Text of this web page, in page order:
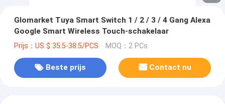
Glomarket Tuya Smart Switch 1 / 2 / 3 / 4 Gang Alexa
Google Smart Wireless Touch-schakelaar
Prijs：US $ 35.5-38.5/PCS MOQ：2 PCs
Beste prijs Contact nu